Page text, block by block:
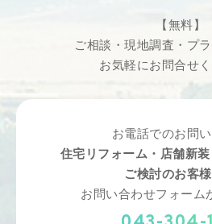
【無料】
ご相談・現地調査・プ
お気軽にお問合せく
お電話でのお問
住宅リフォーム・店舗新
ご検討のお客
お問い合わせフォーム